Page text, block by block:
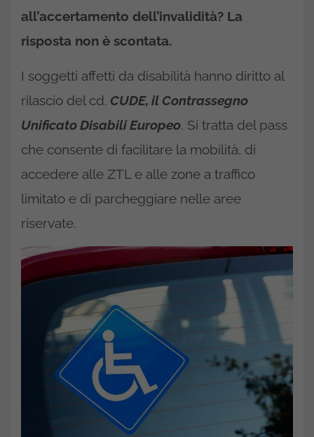
all’accertamento dell’invalidità? La
risposta non è scontata.
I soggetti affetti da disabilità hanno diritto al
rilascio del cd. CUDE, il Contrassegno
Unificato Disabili Europeo. Si tratta del pass
che consente di facilitare la mobilità, di
accedere alle ZTL e alle zone a traffico
limitato e di parcheggiare nelle aree
riservate.